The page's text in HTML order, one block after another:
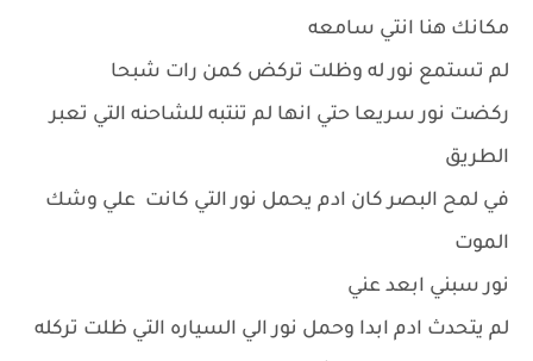
مكانك هنا انتي سامعه
لم تستمع نور له وظلت تركض كمن رات شبحا
ركضت نور سريعا حتي انها لم تنتبه للشاحنه التي تعبر
الطريق
في لمح البصر كان ادم يحمل نور التي كانت علي وشك
الموت
نور سبني ابعد عني
لم يتحدث ادم ابدا وحمل نور الي السياره التي ظلت تركله